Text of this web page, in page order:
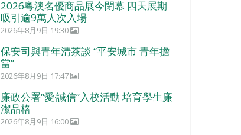
2026粵澳名優商品展今閉幕 四天展期
吸引逾9萬人次入場
2026年8月9日 19:30
保安司與青年清茶談 “平安城市 青年擔
當”
2026年8月9日 17:47
廉政公署“愛‧誠信”入校活動 培育學生廉
潔品格
2026年8月9日 16:00